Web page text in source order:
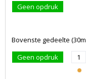
Geen opdruk
Bovenste gedeelte
Geen opdruk
1